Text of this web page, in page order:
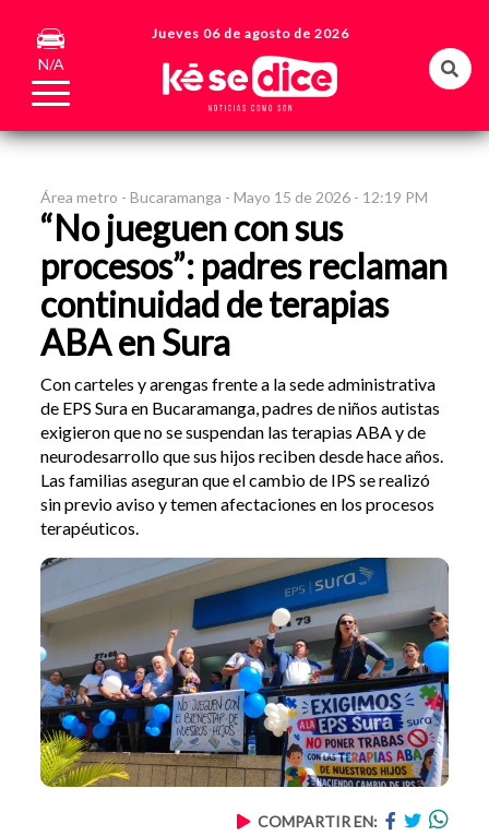
N/A
Jueves 06 de agosto de 2026
Área metro -Bucaramanga -Mayo 15 de 2026 - 12:19 PM
“No jueguen con sus
procesos”: padres reclaman
continuidad de terapias
ABA en Sura
Con carteles y arengas frente a la sede administrativa
de EPS Sura en Bucaramanga, padres de niños autistas
exigieron que no se suspendan las terapias ABA y de
neurodesarrollo que sus hijos reciben desde hace años.
Las familias aseguran que el cambio de IPS se realizó
sin previo aviso y temen afectaciones en los procesos
terapéuticos.
COMPARTIR EN: